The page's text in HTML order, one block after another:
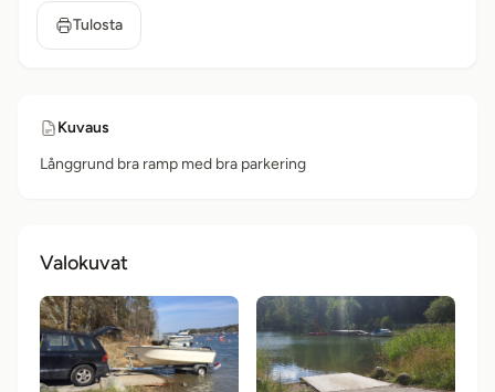
Tulosta
Kuvaus
Långgrund bra ramp med bra parkering
Valokuvat